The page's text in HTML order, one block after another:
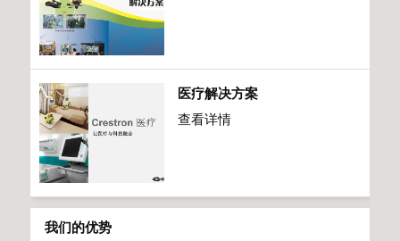
医疗解决方案
查看详情
我们的优势